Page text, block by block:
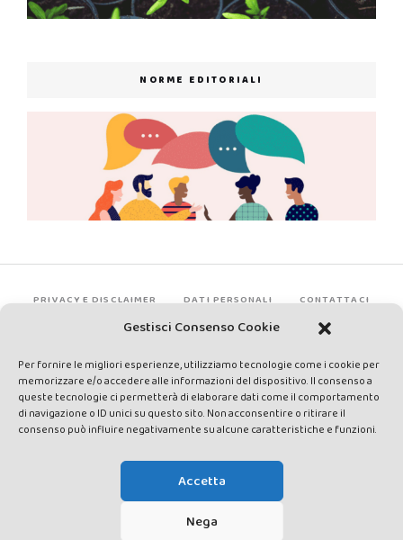
Gestisci Consenso Cookie
Per fornire le migliori esperienze, utilizziamo tecnologie come i cookie per
memorizzare e/o accedere alle informazioni del dispositivo. Il consenso a
queste tecnologie ci permetterà di elaborare dati come il comportamento
di navigazione o ID unici su questo sito. Non acconsentire o ritirare il
consenso può influire negativamente su alcune caratteristiche e funzioni.
Accetta
Nega
NORME EDITORIALI
PRIVACY E DISCLAIMER DATI PERSONALI CONTATTACI
rights reserved - Testata registrata presso il Tribunale di Siena con
autorizzazione n°1 del 12/04/2014 - Direttrice Responsabile: Chiara
Cacace - E-mail: direzione@lavaldichiana.it - Editore: Valdichiana
Media Srl – P.IVA e C.F. 01377300528 –